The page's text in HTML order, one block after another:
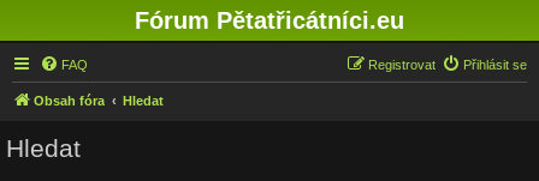
Fórum Pětatřicátníci.eu
FAQ Přihlásit se
Registrovat
Obsah fóra Hledat
Hledat